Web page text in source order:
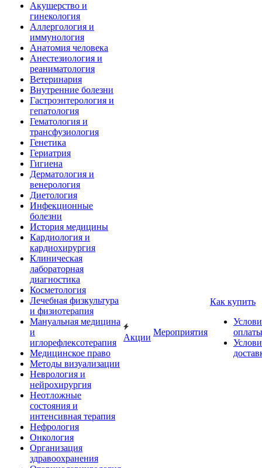
Акушерство и
гинекология
Аллергология и
иммунология
Анатомия человека
Анестезиология и
реаниматология
Ветеринария
Внутренние болезни
Гастроэнтерология и
гепатология
Гематология и
трансфузиология
Генетика
Гериатрия
Гигиена
Дерматология и
венерология
Диетология
Инфекционные
болезни
История медицины
Кардиология и
кардиохирургия
Клиническая
лабораторная
диагностика
Косметология
Лечебная физкультура
и физиотерапия
Мануальная медицина
и
иглорефлексотерапия
Медицинское право
Методы визуализации
Неврология и
нейрохирургия
Неотложные
состояния и
интенсивная терапия
Нефрология
Онкология
Организация
здравоохранения
Акции
Мероприятия
Как купить
оплаты